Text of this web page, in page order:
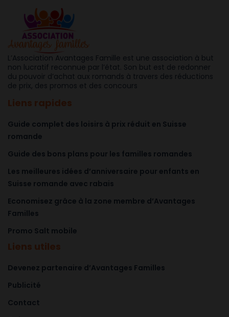
L’Association Avantages Famille est une association à but
non lucratif reconnue par l’état. Son but est de redonner
du pouvoir d’achat aux romands à travers des réductions
de prix, des promos et des concours
Liens rapides
Guide complet des loisirs à prix réduit en Suisse
romande
Guide des bons plans pour les familles romandes
Les meilleures idées d’anniversaire pour enfants en
Suisse romande avec rabais
Economisez grâce à la zone membre d’Avantages
Familles
Promo Salt mobile
Liens utiles
Devenez partenaire d’Avantages Familles
Publicité
Contact